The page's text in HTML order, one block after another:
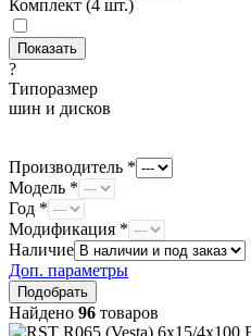
Комплект (4 шт.)
?
Типоразмер
шин и дисков
Производитель *
Модель *
Год *
Модификация *
Наличие
Доп. параметры
Найдено 96 товаров